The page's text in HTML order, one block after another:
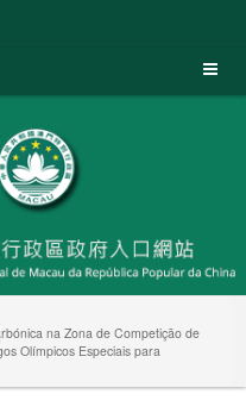
na Zona de Competição de
Olímpicos Especiais para